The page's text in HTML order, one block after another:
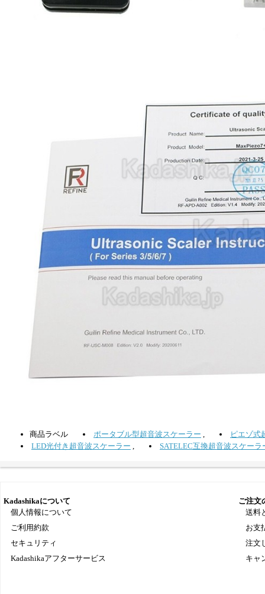
商品ラベル ポータブル型超音波スケーラー ,
ピエゾ式
LED光付き超音波スケーラー , SATELEC互換超音波スケーラ
Kadashikaについて
個人情報について
ご利用約款
セキュリティ
Kadashikaアフターサービス
ご注文
送料
お支
注文
キャ